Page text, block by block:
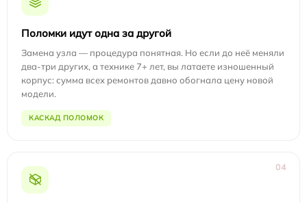
Поломки идут одна за другой
Замена узла — процедура понятная. Но если до неё меняли
два-три других, а технике 7+ лет, вы латаете изношенный
корпус: сумма всех ремонтов давно обогнала цену новой
модели.
КАСКАД ПОЛОМОК
04